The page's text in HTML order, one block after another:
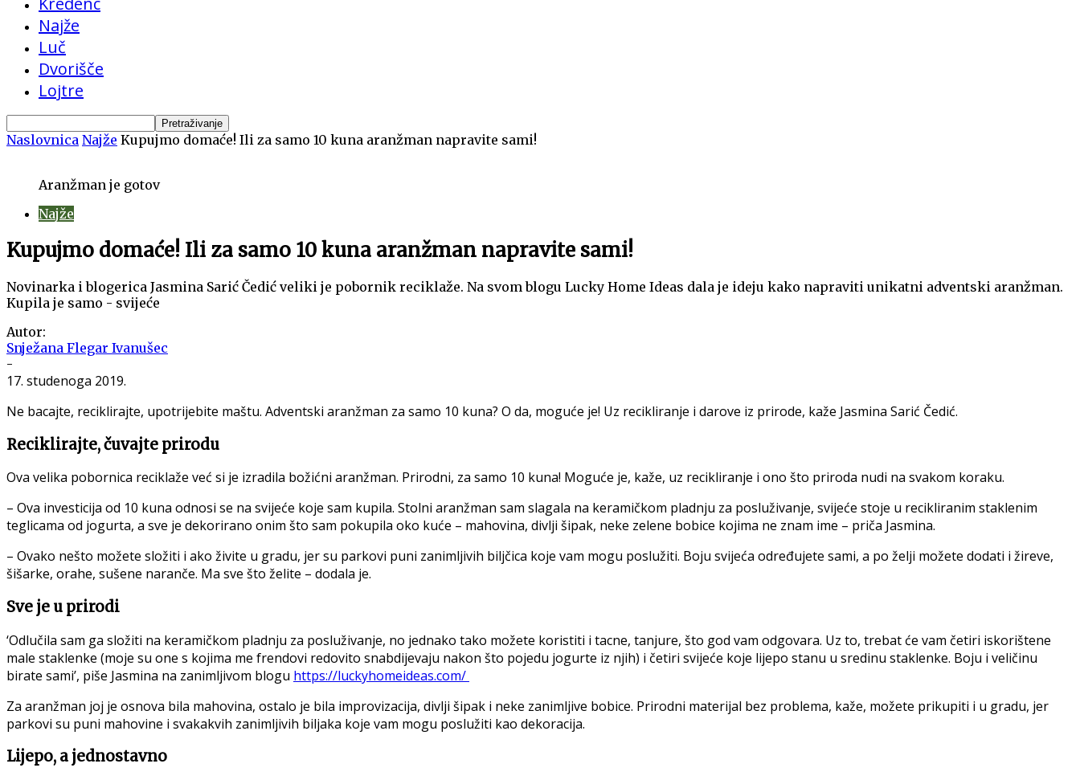
Najže
Luč
Dvorišče
Lojtre
Naslovnica Najže Kupujmo domaće! Ili za samo 10 kuna aranžman napravite sami!
Aranžman je gotov
Najže
Kupujmo domaće! Ili za samo 10 kuna aranžman napravite sami!
Novinarka i blogerica Jasmina Sarić Čedić veliki je pobornik reciklaže. Na svom blogu Lucky Home Ideas dala je ideju kako napraviti unikatni adventski aranžman.
Kupila je samo - svijeće
Autor:
Snježana Flegar Ivanušec
-
17. studenoga 2019.
Ne bacajte, reciklirajte, upotrijebite maštu. Adventski aranžman za samo 10 kuna? O da, moguće je! Uz recikliranje i darove iz prirode, kaže Jasmina Sarić Čedić.
Reciklirajte, čuvajte prirodu
Ova velika pobornica reciklaže već si je izradila božićni aranžman. Prirodni, za samo 10 kuna! Moguće je, kaže, uz recikliranje i ono što priroda nudi na svakom koraku.
– Ova investicija od 10 kuna odnosi se na svijeće koje sam kupila. Stolni aranžman sam slagala na keramičkom pladnju za posluživanje, svijeće stoje u recikliranim staklenim
teglicama od jogurta, a sve je dekorirano onim što sam pokupila oko kuće – mahovina, divlji šipak, neke zelene bobice kojima ne znam ime – priča Jasmina.
– Ovako nešto možete složiti i ako živite u gradu, jer su parkovi puni zanimljivih biljčica koje vam mogu poslužiti. Boju svijeća određujete sami, a po želji možete dodati i žireve,
šišarke, orahe, sušene naranče. Ma sve što želite – dodala je.
Sve je u prirodi
‘Odlučila sam ga složiti na keramičkom pladnju za posluživanje, no jednako tako možete koristiti i tacne, tanjure, što god vam odgovara. Uz to, trebat će vam četiri iskorištene
male staklenke (moje su one s kojima me frendovi redovito snabdijevaju nakon što pojedu jogurte iz njih) i četiri svijeće koje lijepo stanu u sredinu staklenke. Boju i veličinu
birate sami’, piše Jasmina na zanimljivom blogu https://luckyhomeideas.com/
Za aranžman joj je osnova bila mahovina, ostalo je bila improvizacija, divlji šipak i neke zanimljive bobice. Prirodni materijal bez problema, kaže, možete prikupiti i u gradu, jer
parkovi su puni mahovine i svakakvih zanimljivih biljaka koje vam mogu poslužiti kao dekoracija.
Lijepo, a jednostavno